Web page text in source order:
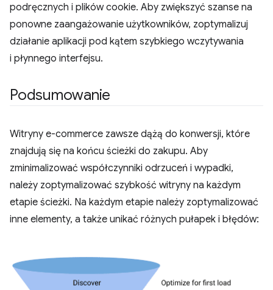
podręcznych i plików cookie. Aby zwiększyć szanse na
ponowne zaangażowanie użytkowników, zoptymalizuj
działanie aplikacji pod kątem szybkiego wczytywania
i płynnego interfejsu.
Podsumowanie
Witryny e-commerce zawsze dążą do konwersji, które
znajdują się na końcu ścieżki do zakupu. Aby
zminimalizować współczynniki odrzuceń i wypadki,
należy zoptymalizować szybkość witryny na każdym
etapie ścieżki. Na każdym etapie należy zoptymalizować
inne elementy, a także unikać różnych pułapek i błędów: